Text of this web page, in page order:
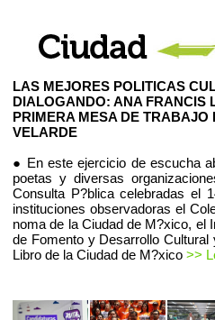
LAS MEJORES POLITICAS
DIALOGANDO: ANA FRANCIS
PRIMERA MESA DE
VELARDE
● En este ejercicio de escucha
poetas y diversas
Consulta P?blica celebradas el
instituciones observadoras el
noma de la Ciudad de M?xico, el
de Fomento y Desarrollo
Libro de la Ciudad de M?xico >>